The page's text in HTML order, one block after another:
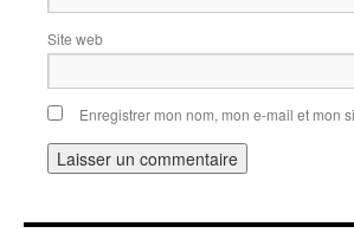
Site web
Enregistrer mon nom, mon e-mail et mon